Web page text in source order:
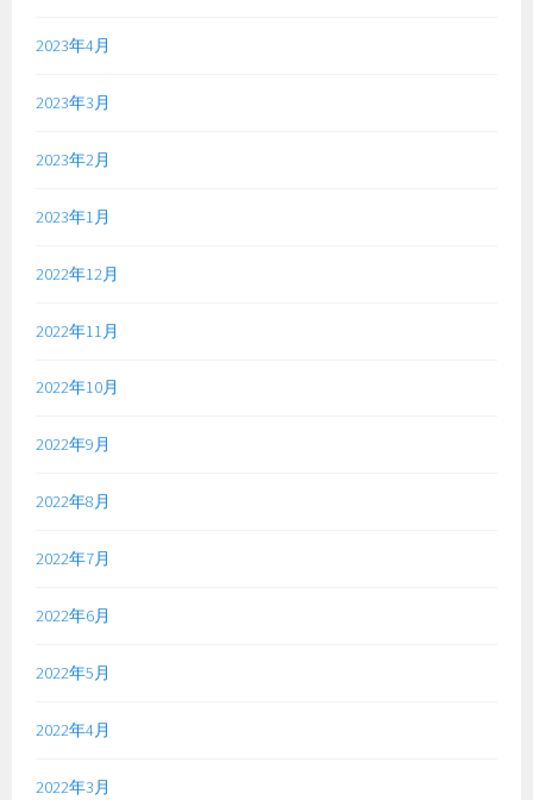
2023年4月
2023年3月
2023年2月
2023年1月
2022年12月
2022年11月
2022年10月
2022年9月
2022年8月
2022年7月
2022年6月
2022年5月
2022年4月
2022年3月